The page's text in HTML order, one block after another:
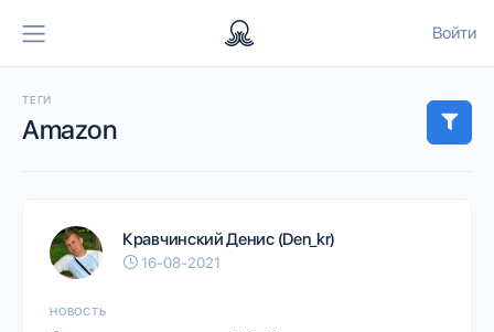
Войти
ТЕГИ
Amazon
Кравчинский Денис (Den_kr)
16-08-2021
НОВОСТЬ